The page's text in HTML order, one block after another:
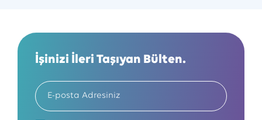
İşinizi İleri Taşıyan Bülten.